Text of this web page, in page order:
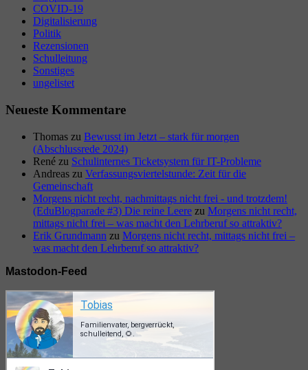
COVID-19
Digitalisierung
Politik
Rezensionen
Schulleitung
Sonstiges
ungelistet
Neueste Kommentare
Thomas zu Bewusst im Jetzt – stark für morgen
(Abschlussrede 2024)
René zu Schulinternes Ticketsystem für IT-Probleme
Andreas zu Verfassungsviertelstunde: Zeit für die
Gemeinschaft
Morgens nicht recht, nachmittags nicht frei - und trotzdem!
(EduBlogparade #3) Die reine Leere zu Morgens nicht recht,
mittags nicht frei – was macht den Lehrberuf so attraktiv?
Erik Grundmann zu Morgens nicht recht, mittags nicht frei –
was macht den Lehrberuf so attraktiv?
Mastodon-Feed